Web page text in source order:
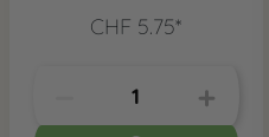
CHF 5.75*